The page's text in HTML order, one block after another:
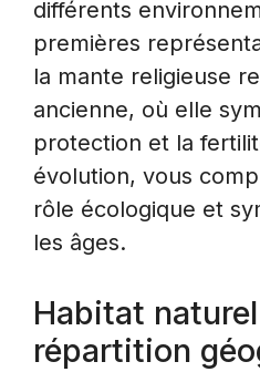
différents
premières
la mante religieuse
ancienne, où elle
protection et la
évolution, vous
rôle écologique et
les âges.
Habitat
répartition